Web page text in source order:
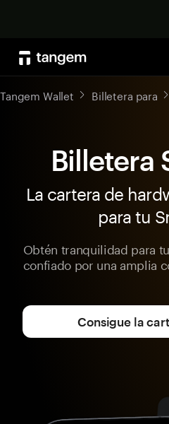
Tangem Wallet Billetera para
Billetera
La cartera de
para tu
Obtén tranquilidad para
confiado por una amplia
Consigue la